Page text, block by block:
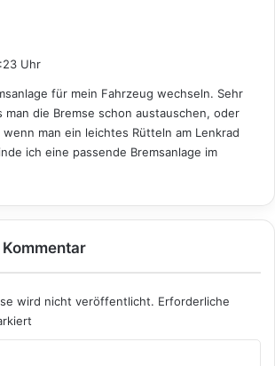
t
:
Uhr
für mein Fahrzeug wechseln. Sehr
die Bremse schon austauschen, oder
man ein leichtes Rütteln am Lenkrad
ich eine passende Bremsanlage im
wird nicht veröffentlicht. Erforderliche